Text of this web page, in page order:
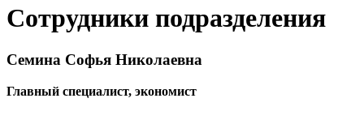
Сотрудники подразделения
Семина Софья Николаевна
Главный специалист, экономист